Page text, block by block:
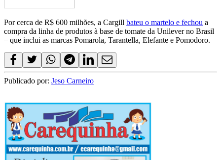
Por cerca de R$ 600 milhões, a Cargill bateu o martelo e fechou a
compra da linha de produtos à base de tomate da Unilever no Brasil
– que inclui as marcas Pomarola, Tarantella, Elefante e Pomodoro.
Publicado por: Jeso Carneiro